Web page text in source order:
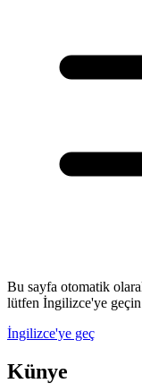
Bu sayfa otomatik
lütfen İngilizce'ye
İngilizce'ye geç
Künye